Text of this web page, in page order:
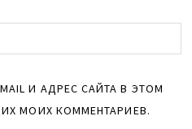
И АДРЕС САЙТА В ЭТОМ
МОИХ КОММЕНТАРИЕВ.